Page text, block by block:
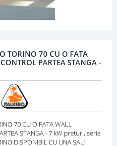
TORINO 70 CU O FATA
PARTEA STANGA -
70 CU O FATA WALL
STANGA - 7 kW preturi, seria
DISPONIBIL CU UNA SAU